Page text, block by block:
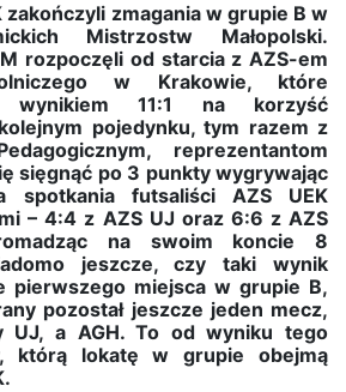
zakończyli zmagania w grupie B w
Mistrzostw Małopolski.
rozpoczęli od starcia z AZS-em
w Krakowie, które
wynikiem 11:1 na korzyść
pojedynku, tym razem z
reprezentantom
sięgnąć po 3 punkty wygrywając
spotkania futsaliści AZS UEK
– 4:4 z AZS UJ oraz 6:6 z AZS
na swoim koncie 8
jeszcze, czy taki wynik
pierwszego miejsca w grupie B,
pozostał jeszcze jeden mecz,
UJ, a AGH. To od wyniku tego
którą lokatę w grupie obejmą